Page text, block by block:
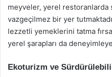
meyveler, yerel restoranlarda
vazgeçilmez bir yer
lezzetli yemeklerini tatma
yerel şarapları da
Ekoturizm ve